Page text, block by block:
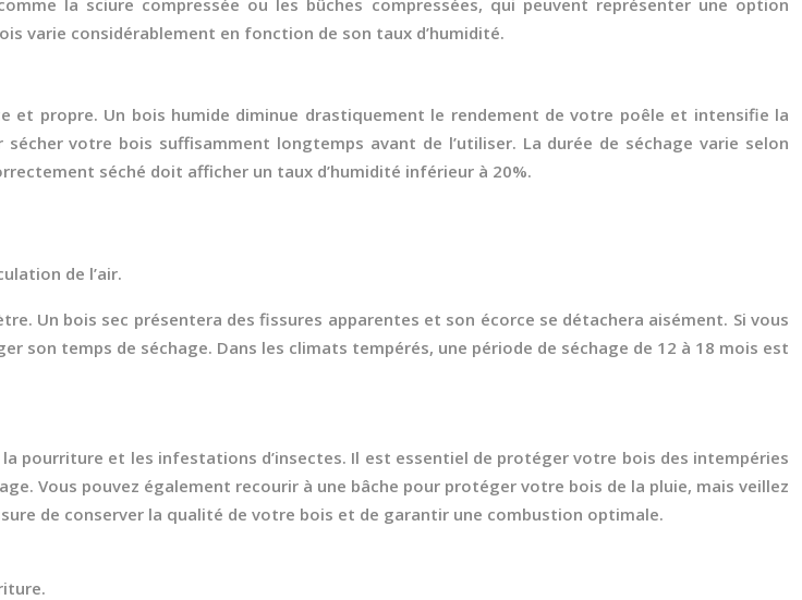
la sciure compressée ou les bûches compressées, qui peuvent représenter une option
varie considérablement en fonction de son taux d’humidité.
et propre. Un bois humide diminue drastiquement le rendement de votre poêle et intensifie la
votre bois suffisamment longtemps avant de l’utiliser. La durée de séchage varie selon
séché doit afficher un taux d’humidité inférieur à 20%.
de l’air.
Un bois sec présentera des fissures apparentes et son écorce se détachera aisément. Si vous
son temps de séchage. Dans les climats tempérés, une période de séchage de 12 à 18 mois est
pourriture et les infestations d’insectes. Il est essentiel de protéger votre bois des intempéries
Vous pouvez également recourir à une bâche pour protéger votre bois de la pluie, mais veillez
de conserver la qualité de votre bois et de garantir une combustion optimale.